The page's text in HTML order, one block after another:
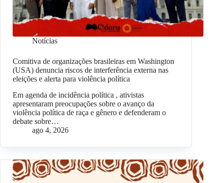
Notícias
Comitiva de organizações brasileiras em Washington
(USA) denuncia riscos de interferência externa nas
eleições e alerta para violência política
Em agenda de incidência política , ativistas
apresentaram preocupações sobre o avanço da
violência política de raça e gênero e defenderam o
debate sobre…
ago 4, 2026